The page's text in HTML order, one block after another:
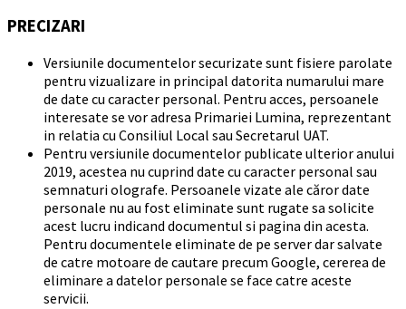
PRECIZARI
Versiunile documentelor securizate sunt fisiere parolate
pentru vizualizare in principal datorita numarului mare
de date cu caracter personal. Pentru acces, persoanele
interesate se vor adresa Primariei Lumina, reprezentant
in relatia cu Consiliul Local sau Secretarul UAT.
Pentru versiunile documentelor publicate ulterior anului
2019, acestea nu cuprind date cu caracter personal sau
semnaturi olografe. Persoanele vizate ale căror date
personale nu au fost eliminate sunt rugate sa solicite
acest lucru indicand documentul si pagina din acesta.
Pentru documentele eliminate de pe server dar salvate
de catre motoare de cautare precum Google, cererea de
eliminare a datelor personale se face catre aceste
servicii.